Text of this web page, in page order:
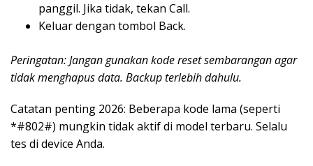
panggil. Jika tidak, tekan Call.
Keluar dengan tombol Back.
Peringatan: Jangan gunakan kode reset sembarangan agar
tidak menghapus data. Backup terlebih dahulu.
Catatan penting 2026: Beberapa kode lama (seperti
*#802#) mungkin tidak aktif di model terbaru. Selalu
tes di device Anda.